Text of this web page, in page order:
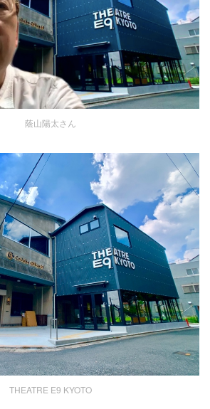
蔭山陽太さん
THEATRE E9 KYOTO